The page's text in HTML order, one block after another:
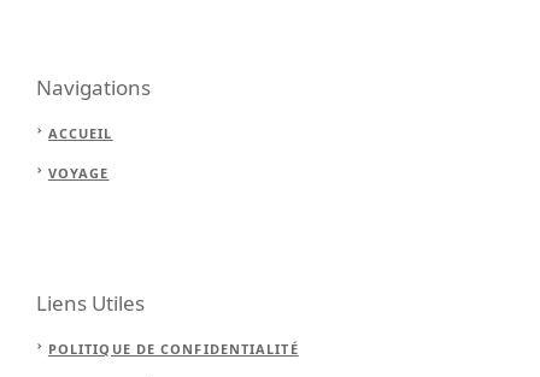
Navigations
ACCUEIL
VOYAGE
Liens Utiles
POLITIQUE DE CONFIDENTIALITÉ